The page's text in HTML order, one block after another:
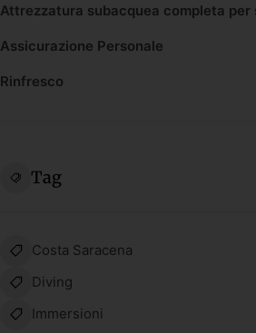
Attrezzatura subacquea completa per
Assicurazione Personale
Rinfresco
Tag
Costa Saracena
Diving
Immersioni